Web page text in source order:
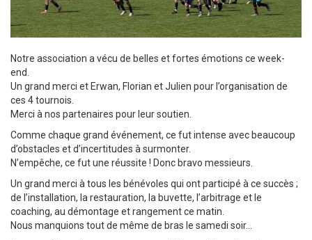
Notre association a vécu de belles et fortes émotions ce week-
end.
Un grand merci et Erwan, Florian et Julien pour l’organisation de
ces 4 tournois.
Merci à nos partenaires pour leur soutien.
Comme chaque grand événement, ce fut intense avec beaucoup
d’obstacles et d’incertitudes à surmonter.
N’empêche, ce fut une réussite ! Donc bravo messieurs.
Un grand merci à tous les bénévoles qui ont participé à ce succès ;
de l’installation, la restauration, la buvette, l’arbitrage et le
coaching, au démontage et rangement ce matin.
Nous manquions tout de même de bras le samedi soir…